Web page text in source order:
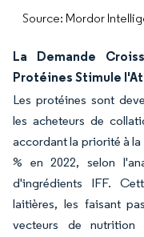
Source: Mordor
La Demande
Protéines Stimule
Les protéines sont
les acheteurs de
accordant la priorité à
% en 2022, selon
d'ingrédients IFF.
laitières, les faisant
vecteurs de nutrition